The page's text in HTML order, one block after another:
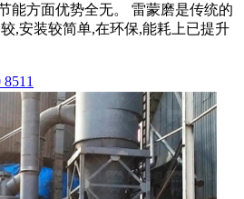
能方面优势全无。 雷蒙磨是传统的
,安装较简单,在环保,能耗上已提升